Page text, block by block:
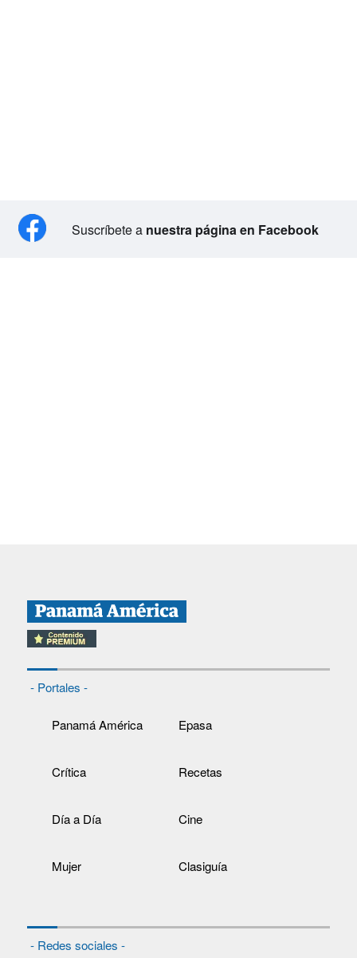
Suscríbete a nuestra página en Facebook
- Portales -
Panamá América Epasa
Crítica Recetas
Día a Día Cine
Mujer Clasiguía
- Redes sociales -